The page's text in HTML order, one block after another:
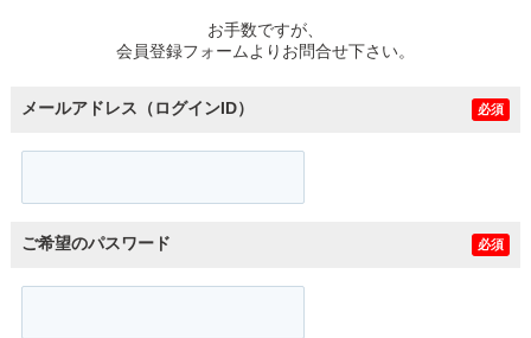
お手数ですが、
会員登録フォームよりお問合せ下さい。
メールアドレス（ログインID） 必須
ご希望のパスワード 必須